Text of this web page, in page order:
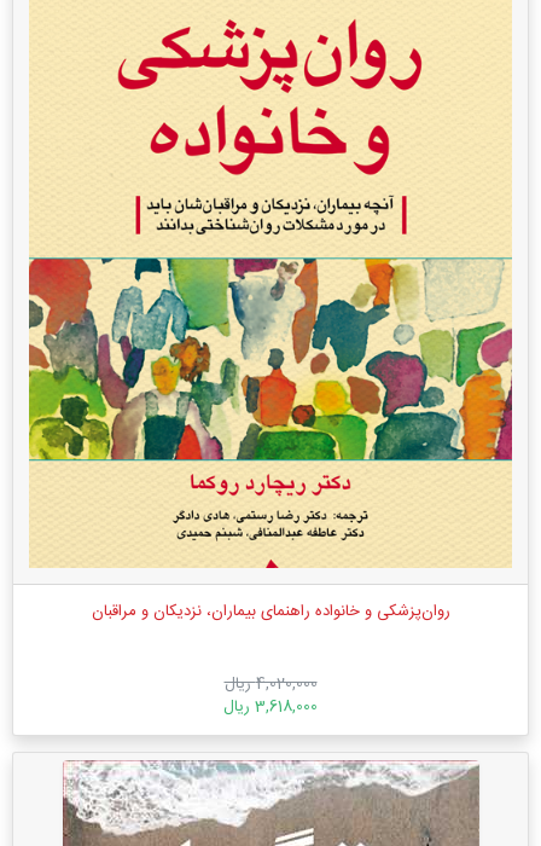
روان‌پزشکی و خانواده راهنمای بیماران، نزدیکان و مراقبان‌
4,020,000 ریال
3,618,000 ریال